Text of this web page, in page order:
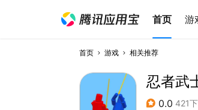
首页 游
首页 游戏 相关推荐
忍者武
0.0 421